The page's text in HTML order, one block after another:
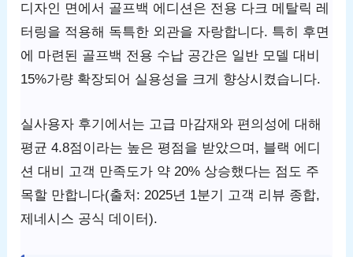
디자인 면에서 골프백 에디션은 전용 다크 메탈릭 레
터링을 적용해 독특한 외관을 자랑합니다. 특히 후면
에 마련된 골프백 전용 수납 공간은 일반 모델 대비
15%가량 확장되어 실용성을 크게 향상시켰습니다.
실사용자 후기에서는 고급 마감재와 편의성에 대해
평균 4.8점이라는 높은 평점을 받았으며, 블랙 에디
션 대비 고객 만족도가 약 20% 상승했다는 점도 주
목할 만합니다(출처: 2025년 1분기 고객 리뷰 종합,
제네시스 공식 데이터).